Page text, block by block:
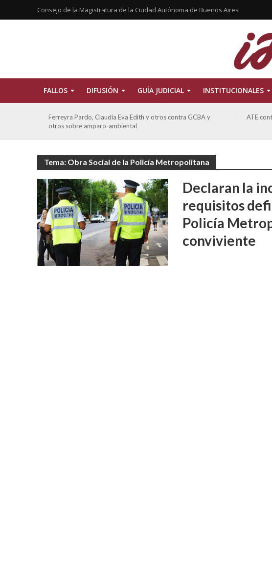
Consejo de la Magistratura de la Ciudad Autónoma de Buenos Aires
FALLOS DIFUSIÓN GUÍA JUDICIAL INSTITUCIONALES
ATE contra GCBA sobre amparo – empleo publico otros
San
Tema: Obra Social de la Policía Metropolitana
Declaran la
requisitos
Policía
conviviente